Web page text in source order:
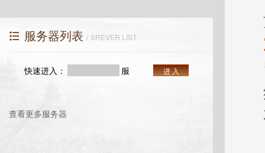
服务器列表 SREVER LIST
快速进入： 服 进 入
查看更多服务器